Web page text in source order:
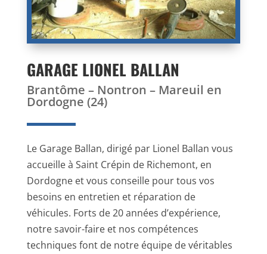
GARAGE LIONEL BALLAN
Brantôme – Nontron – Mareuil en
Dordogne (24)
Le Garage Ballan, dirigé par Lionel Ballan vous
accueille à Saint Crépin de Richemont, en
Dordogne et vous conseille pour tous vos
besoins en entretien et réparation de
véhicules. Forts de 20 années d’expérience,
notre savoir-faire et nos compétences
techniques font de notre équipe de véritables